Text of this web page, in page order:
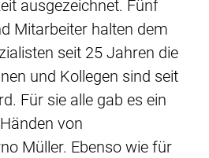
ausgezeichnet. Fünf
Mitarbeiter halten dem
seit 25 Jahren die
und Kollegen sind seit
Für sie alle gab es ein
von
Müller. Ebenso wie für